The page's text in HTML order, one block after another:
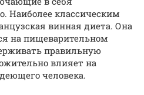
Наиболее классическим
винная диета. Она
на пищеварительном
правильную
влияет на
человека.